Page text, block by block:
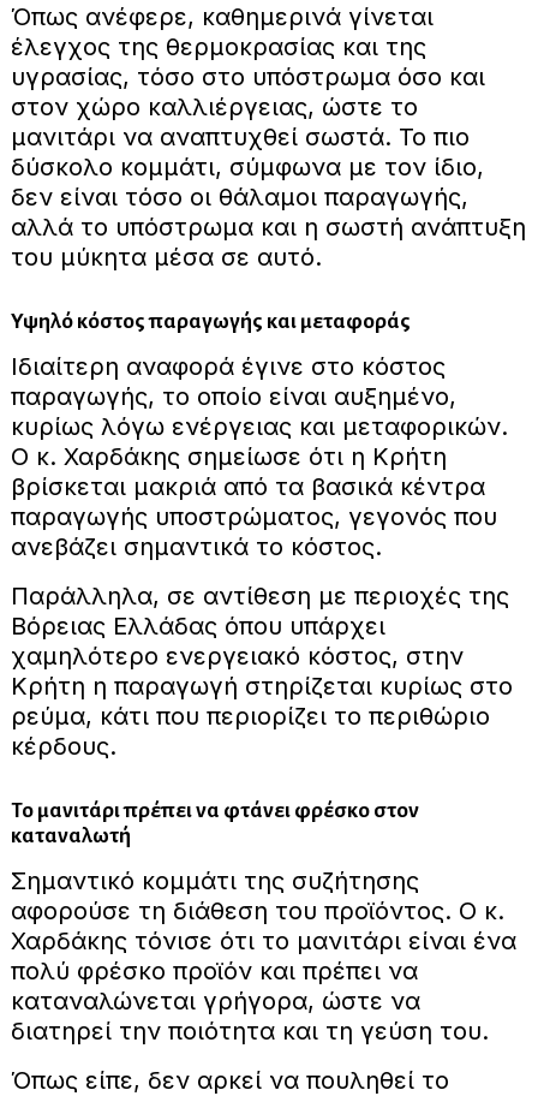
Όπως ανέφερε, καθημερινά γίνεται
έλεγχος της θερμοκρασίας και της
υγρασίας, τόσο στο υπόστρωμα όσο και
στον χώρο καλλιέργειας, ώστε το
μανιτάρι να αναπτυχθεί σωστά. Το πιο
δύσκολο κομμάτι, σύμφωνα με τον ίδιο,
δεν είναι τόσο οι θάλαμοι παραγωγής,
αλλά το υπόστρωμα και η σωστή ανάπτυξη
του μύκητα μέσα σε αυτό.
Υψηλό κόστος παραγωγής και μεταφοράς
Ιδιαίτερη αναφορά έγινε στο κόστος
παραγωγής, το οποίο είναι αυξημένο,
κυρίως λόγω ενέργειας και μεταφορικών.
Ο κ. Χαρδάκης σημείωσε ότι η Κρήτη
βρίσκεται μακριά από τα βασικά κέντρα
παραγωγής υποστρώματος, γεγονός που
ανεβάζει σημαντικά το κόστος.
Παράλληλα, σε αντίθεση με περιοχές της
Βόρειας Ελλάδας όπου υπάρχει
χαμηλότερο ενεργειακό κόστος, στην
Κρήτη η παραγωγή στηρίζεται κυρίως στο
ρεύμα, κάτι που περιορίζει το περιθώριο
κέρδους.
Το μανιτάρι πρέπει να φτάνει φρέσκο στον
καταναλωτή
Σημαντικό κομμάτι της συζήτησης
αφορούσε τη διάθεση του προϊόντος. Ο κ.
Χαρδάκης τόνισε ότι το μανιτάρι είναι ένα
πολύ φρέσκο προϊόν και πρέπει να
καταναλώνεται γρήγορα, ώστε να
διατηρεί την ποιότητα και τη γεύση του.
Όπως είπε, δεν αρκεί να πουληθεί το